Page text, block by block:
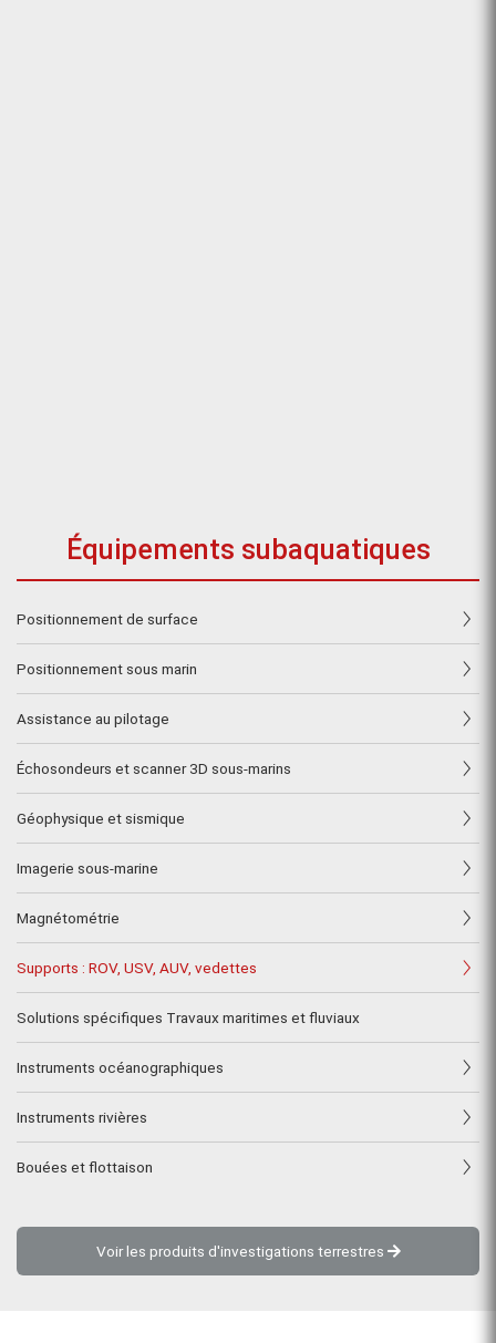
Équipements subaquatiques
Positionnement de surface
Positionnement sous marin
Assistance au pilotage
Échosondeurs et scanner 3D sous-marins
Géophysique et sismique
Imagerie sous-marine
Magnétométrie
Supports : ROV, USV, AUV, vedettes
Solutions spécifiques Travaux maritimes et fluviaux
Instruments océanographiques
Instruments rivières
Bouées et flottaison
Voir les produits d'investigations terrestres